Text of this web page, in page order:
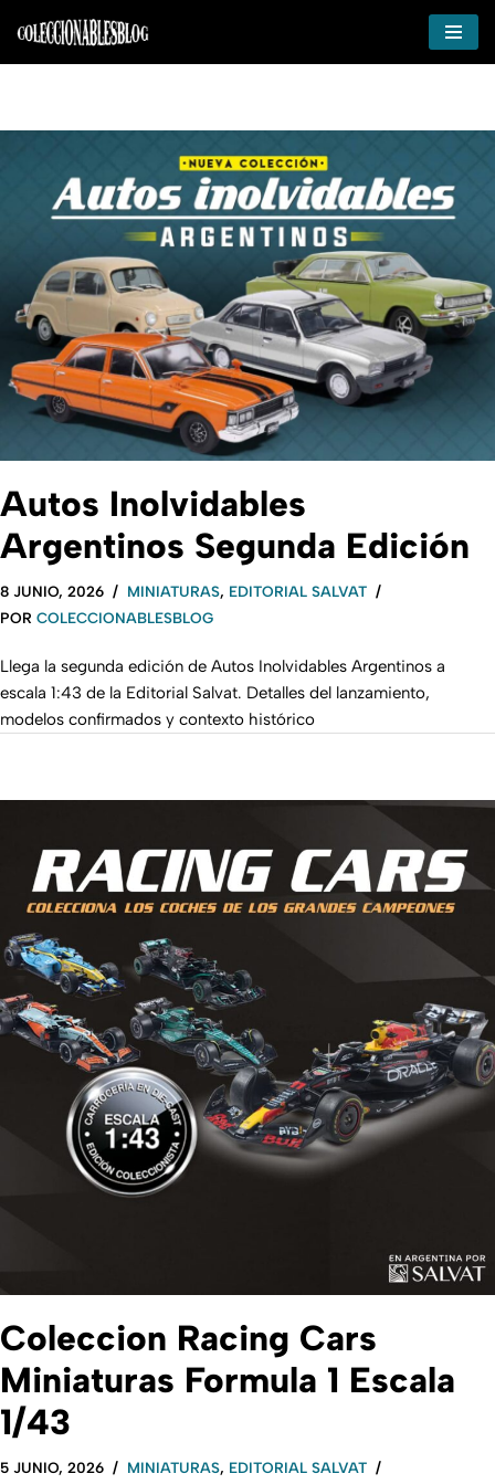
Ir
Autos Inolvidables
Argentinos Segunda Edición
8 JUNIO, 2026 MINIATURAS, EDITORIAL SALVAT
POR COLECCIONABLESBLOG
Llega la segunda edición de Autos Inolvidables Argentinos a
escala 1:43 de la Editorial Salvat. Detalles del lanzamiento,
modelos confirmados y contexto histórico
Coleccion Racing Cars
Miniaturas Formula 1 Escala
1/43
5 JUNIO, 2026 MINIATURAS, EDITORIAL SALVAT